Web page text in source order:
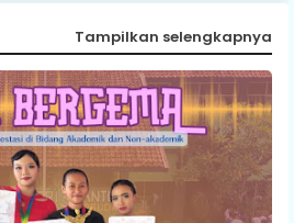
Tampilkan selengkapnya